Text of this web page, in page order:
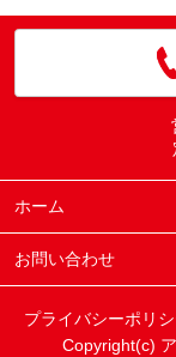
ホーム
お問い合わせ
プライバシーポリ
Copyright(c)